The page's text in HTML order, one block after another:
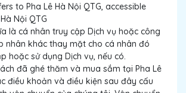
to Pha Lê Hà Nội QTG, accessible
Nội QTG
là cá nhân truy cập Dịch vụ hoặc công
nhân khác thay mặt cho cá nhân đó
hoặc sử dụng Dịch vụ, nếu có.
đã ghé thăm và mua sắm tại Pha Lê
điều khoản và điều kiện sau đây cấu